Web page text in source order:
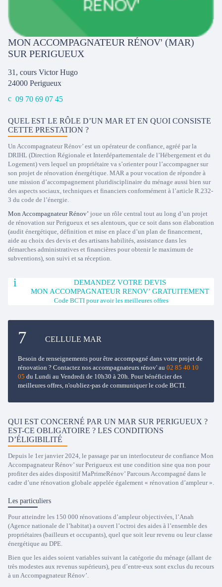
MON ACCOMPAGNATEUR RÉNOV' (MAR)
SUR PERIGUEUX
31, cours Victor Hugo
24000 Perigueux
09 70 69 07 45
QUEL EST LE RÔLE D’UN MAR ET EN QUOI CONSISTE
CETTE PRESTATION ?
Un Accompagnateur Rénov’ est un opérateur de confiance, agréé par la
DRIHL (Direction Régionale et Interdépartementale de l’Hébergement et du
Logement) vers lequel un propriétaire va s’orienter pour l’accompagner sur
son projet de rénovation énergétique. MAR a pour vocation de répondre à
une mission d’accompagnement pluridisciplinaire du ménage aussi bien sur
des aspects sociaux, techniques et financiers conformément à l’article R.232-
3 du code de l’énergie.
Mon Accompagnateur Rénov’ joue un rôle central tout au long d’un projet
de rénovation sur Perigueux et ses alentours, que ce soit dans son élaboration
(audit énergétique, définition et mise en place d’un plan de financement,
aide au choix des devis et des artisans habilités, assistance dans les
démarches administratives et financières pour obtenir le maximum de
subventions), son suivi et sa réception.
DEMANDEZ VOTRE DEVIS
MON ACCOMPAGNATEUR RENOV’ GRATUITEMENT
Code BCTI pour avoir les meilleures offres
CELLULE MAR
Besoin de renseignements pour être accompagné dans votre projet de
rénovation ? Contactez nos accompagnateurs rénov' au 02 85 40 10
05 du Lundi au Vendredi de 10h30 à 20h. Pour bénéficier des
meilleures offres, n'oubliez-pas de communiquer le code BCTI.
QUI EST CONCERNÉ PAR UN MAR SUR PERIGUEUX ?
EST-CE OBLIGATOIRE ? LES CONDITIONS
D’ÉLIGIBILITÉ
Depuis le 1er janvier 2024, le passage par un interlocuteur de confiance Mon
Accompagnateur Rénov’ sur Perigueux est une condition sine qua non pour
profiter des aides dispositif MaPrimeRénov’ Parcours Accompagné dans le
cadre d’une rénovation globale appelée également « rénovation d’ampleur ».
Les particuliers
Pour atteindre les 150 000 rénovations d’ampleur objectivées, l’Anah
(Agence nationale de l’habitat) a ouvert l’octroi des aides à l’ensemble des
propriétaires (bailleurs et occupants), quel que soit leur revenu ou leur classe
énergétique au DPE.
Bien que les aides soient variables suivant la catégorie du ménage (allant de
très modestes aux revenus supérieurs), peu d’entre-eux sont exclus du recours
à un Accompagnateur Rénov’.